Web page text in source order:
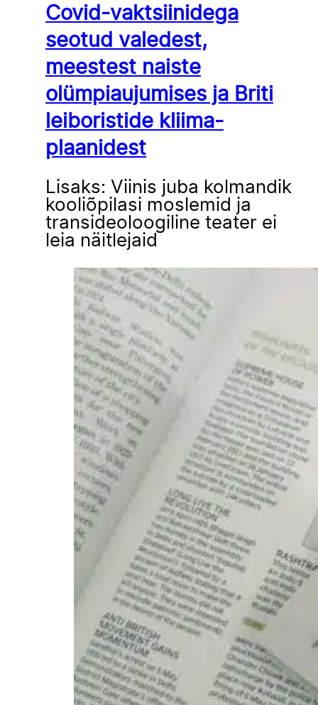
Covid-vaktsiinidega
seotud valedest,
meestest naiste
olümpiaujumises ja Briti
leiboristide kliima-
plaanidest
Lisaks: Viinis juba kolmandik
kooliõpilasi moslemid ja
transideoloogiline teater ei
leia näitlejaid